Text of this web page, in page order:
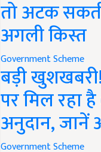
तो अटक
अगली किस्त
Government Scheme
बड़ी
पर मिल रहा
अनुदान, जानें
Government Scheme